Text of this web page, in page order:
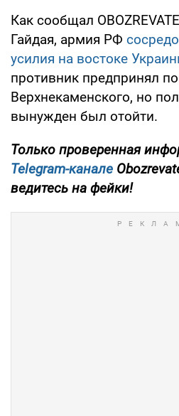
Как сообщал
Гайдая, армия РФ
усилия на востоке
противник предпринял
Верхнекаменского, но
вынужден был отойти.
Только проверенная
Telegram-канале
ведитесь на фейки!